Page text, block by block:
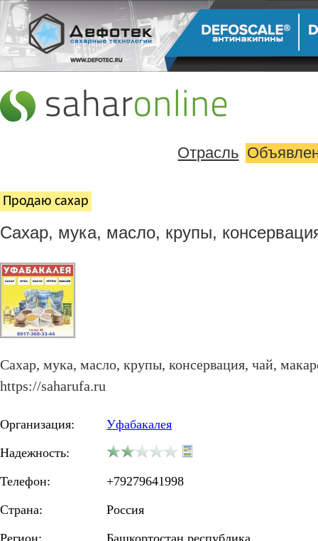
Отрасль
Продаю cахар
Сахар, мука, масло, крупы,
Сахар, мука, масло, крупы, консервация, чай,
https://saharufa.ru
Организация:
Уфабакалея
Надежность:
Телефон:
+79279641998
Страна:
Россия
Регион:
Башкортостан республика